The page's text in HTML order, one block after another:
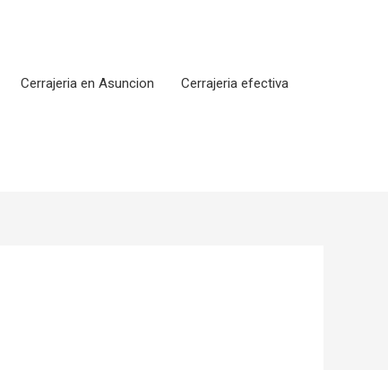
Cerrajeria en Asuncion
Cerrajeria efectiva